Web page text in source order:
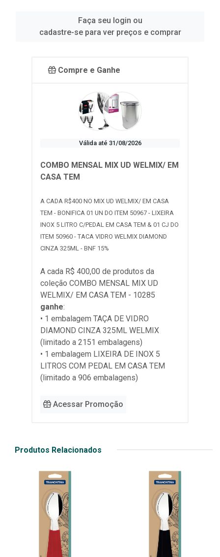
Faça seu login ou
cadastre-se para ver preços e comprar
Compre e Ganhe
Válida até 31/08/2026
COMBO MENSAL MIX UD WELMIX/ EM
CASA TEM
A CADA R$400 NO MIX UD WELMIX/ EM CASA
TEM - BONIFICA 01 UN DO ITEM 50967 - LIXEIRA
INOX 5 LITRO C/PEDAL EM CASA TEM & 01 CJ DO
ITEM 50960 - TACA VIDRO WELMIX DIAMOND
CINZA 325ML - BNF 15%
A cada R$ 400,00 de produtos da
coleção COMBO MENSAL MIX UD
WELMIX/ EM CASA TEM - 10285
ganhe:
• 1 embalagem TAÇA DE VIDRO
DIAMOND CINZA 325ML WELMIX
(limitado a 2151 embalagens)
• 1 embalagem LIXEIRA DE INOX 5
LITROS COM PEDAL EM CASA TEM
(limitado a 906 embalagens)
Acessar Promoção
Produtos Relacionados